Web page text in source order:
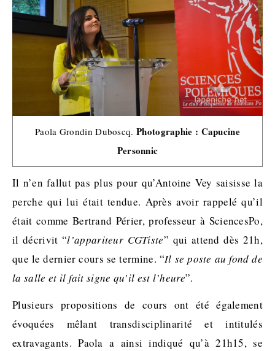
Paola Grondin Duboscq. Photographie : Capucine
Personnic
Il n’en fallut pas plus pour qu’Antoine Vey saisisse la
perche qui lui était tendue. Après avoir rappelé qu’il
était comme Bertrand Périer, professeur à SciencesPo,
il décrivit “l’appariteur CGTiste” qui attend dès 21h,
que le dernier cours se termine. “Il se poste au fond de
la salle et il fait signe qu’il est l’heure”.
Plusieurs propositions de cours ont été également
évoquées mêlant transdisciplinarité et intitulés
extravagants. Paola a ainsi indiqué qu’à 21h15, se